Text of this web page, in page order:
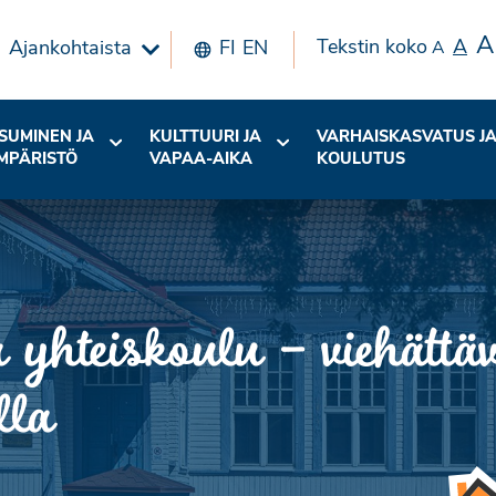
Ajankohtaista FI EN Tekstin koko A A A
JA
KULTTUURI JA
VAPAA-AIKA
VARHAISKASVATUS JA
KOULUTUS
–